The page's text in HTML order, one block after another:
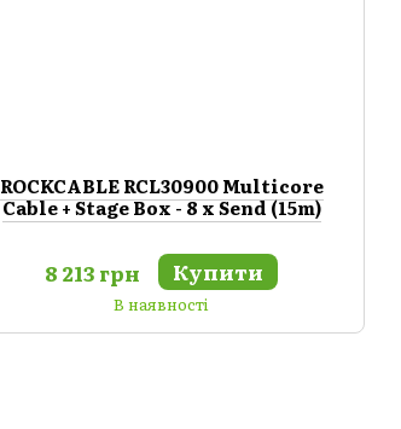
ROCKCABLE RCL30900 Multicore
Cable + Stage Box - 8 x Send (15m)
8 213 грн Купити
В наявності